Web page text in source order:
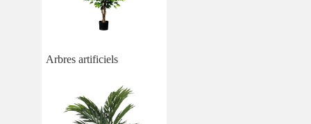
Arbres artificiels